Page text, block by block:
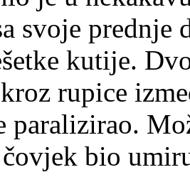
svoje prednje
kutije.
rupice
paralizirao.
čovjek bio